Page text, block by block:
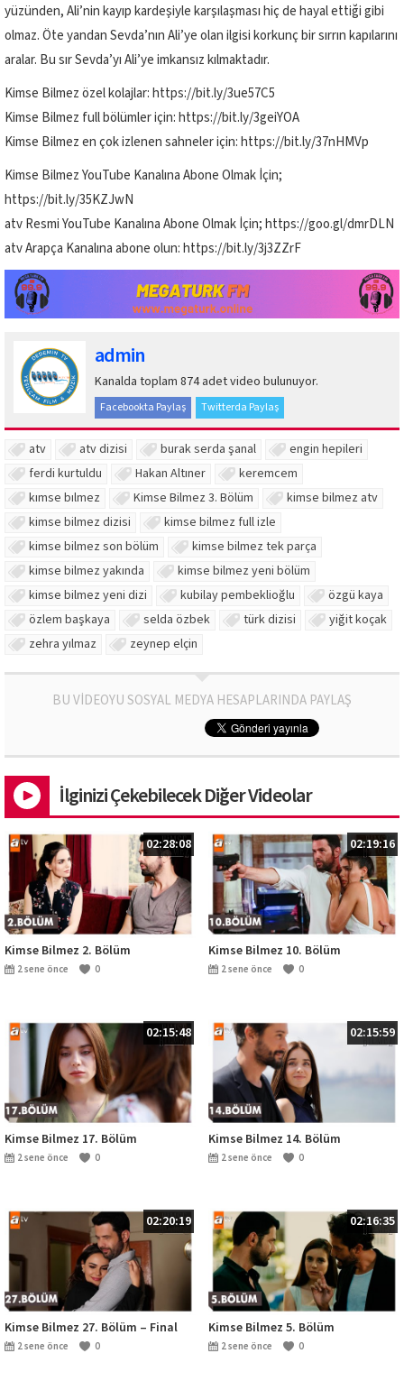
yüzünden, Ali’nin kayıp kardeşiyle karşılaşması hiç de hayal ettiği gibi
olmaz. Öte yandan Sevda’nın Ali’ye olan ilgisi korkunç bir sırrın kapılarını
aralar. Bu sır Sevda’yı Ali’ye imkansız kılmaktadır.
Kimse Bilmez özel kolajlar: https://bit.ly/3ue57C5
Kimse Bilmez full bölümler için: https://bit.ly/3geiYOA
Kimse Bilmez en çok izlenen sahneler için: https://bit.ly/37nHMVp
Kimse Bilmez YouTube Kanalına Abone Olmak İçin;
https://bit.ly/35KZJwN
atv Resmi YouTube Kanalına Abone Olmak İçin; https://goo.gl/dmrDLN
atv Arapça Kanalına abone olun: https://bit.ly/3j3ZZrF
admin
Kanalda toplam 874 adet video bulunuyor.
Facebookta Paylaş Twitterda Paylaş
atv atv dizisi burak serda şanal
engin hepileri
ferdi kurtuldu
Hakan Altıner
keremcem
kımse bılmez
Kimse Bilmez 3. Bölüm
kimse bilmez atv
kimse bilmez dizisi
kimse bilmez full izle
kimse bilmez son bölüm
kimse bilmez tek parça
kimse bilmez yakında
kimse bilmez yeni bölüm
kimse bilmez yeni dizi
kubilay pembeklioğlu
özgü kaya
özlem başkaya
selda özbek türk dizisi
yiğit koçak
zehra yılmaz
zeynep elçin
BU VİDEOYU SOSYAL MEDYA HESAPLARINDA PAYLAŞ
İlginizi Çekebilecek Diğer Videolar
02:28:08
Kimse Bilmez 2. Bölüm
2 sene önce 0
02:19:16
Kimse Bilmez 10. Bölüm
2 sene önce 0
02:15:48
Kimse Bilmez 17. Bölüm
2 sene önce 0
02:15:59
Kimse Bilmez 14. Bölüm
2 sene önce 0
02:20:19
Kimse Bilmez 27. Bölüm – Final
2 sene önce 0
02:16:35
Kimse Bilmez 5. Bölüm
2 sene önce 0